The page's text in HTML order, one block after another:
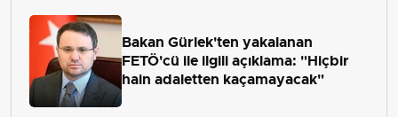
Bakan Gürlek'ten yakalanan
FETÖ'cü ile ilgili açıklama: "Hiçbir
hain adaletten kaçamayacak"